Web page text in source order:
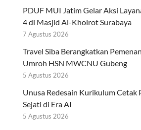
PDUF MUI Jatim Gelar Aksi
4 di Masjid Al-Khoirot Surabaya
7 Agustus 2026
Travel Siba Berangkatkan
Umroh HSN MWCNU Gubeng
5 Agustus 2026
Unusa Redesain Kurikulum Cetak
Sejati di Era AI
5 Agustus 2026